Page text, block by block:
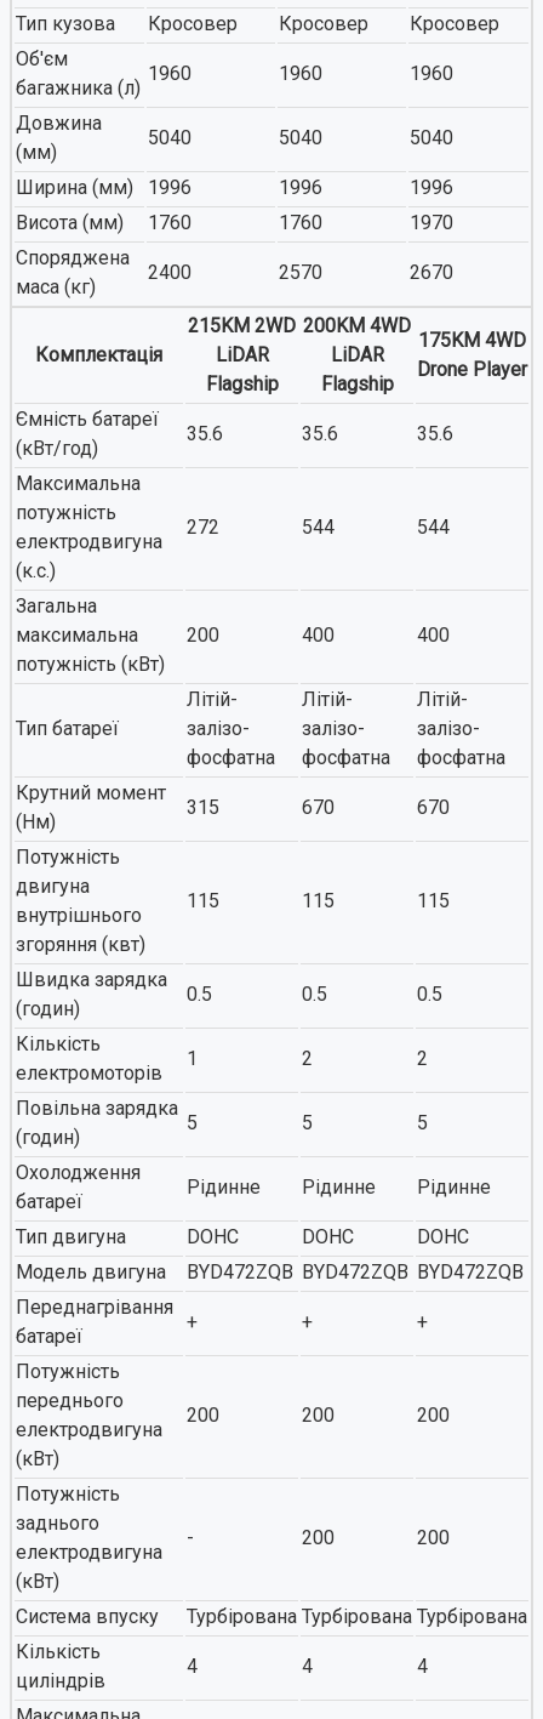
Тип кузова Кросовер Кросовер
Кросовер
Об'єм
багажника (л)
1960 1960 1960
Довжина
(мм)
5040 5040 5040
Ширина (мм) 1996 1996
1996
Висота (мм)
1760 1760
1970
Споряджена
маса (кг)
2400 2570 2670
Комплектація
215KM 2WD
LiDAR
Flagship
200KM 4WD
LiDAR
Flagship
175KM 4WD
Drone Player
Ємність батареї
(кВт/год)
35.6 35.6 35.6
Максимальна
потужність
електродвигуна
(к.с.)
272 544 544
Загальна
максимальна
потужність (кВт)
200 400 400
Тип батареї
Літій-
залізо-
фосфатна
Літій-
залізо-
фосфатна
Літій-
залізо-
фосфатна
Крутний момент
(Нм)
315 670 670
Потужність
двигуна
внутрішнього
згоряння (квт)
115 115 115
Швидка зарядка
(годин)
0.5 0.5 0.5
Кількість
електромоторів
1 2 2
Повільна зарядка
(годин)
5 5 5
Охолодження
батареї
Рідинне Рідинне Рідинне
Тип двигуна DOHC DOHC
DOHC
Модель двигуна
BYD472ZQB BYD472ZQB BYD472ZQB
Переднагрівання
батареї
+ + +
Потужність
переднього
електродвигуна
(кВт)
200 200 200
Потужність
заднього
електродвигуна
(кВт)
- 200 200
Система впуску Турбірована Турбірована Турбірована
Кількість
циліндрів
4 4 4